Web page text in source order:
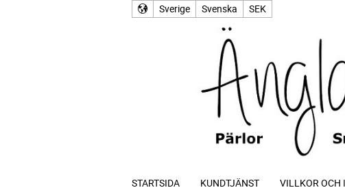
Sverige Svenska SEK
STARTSIDA KUNDTJÄNST VILLKOR OCH